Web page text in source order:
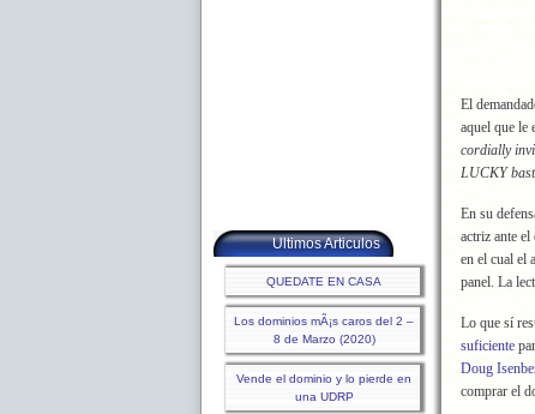
Ultimos Articulos
QUEDATE EN CASA
Los dominios mÃ¡s caros del 2 –
8 de Marzo (2020)
Vende el dominio y lo pierde en
una UDRP
El
aquel que le
cordially
LUCKY
En su
actriz ante
en el cual el
panel. La
Lo que sí
suficiente
Doug
comprar el